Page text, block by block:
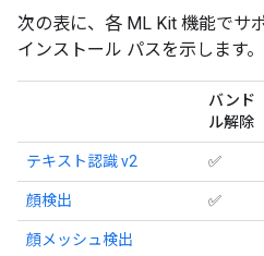
次の表に、各 ML Kit 機能でサ
インストール パスを示します。
バンド
ル解除
テキスト認識 v2 ✅
顔検出 ✅
顔メッシュ検出